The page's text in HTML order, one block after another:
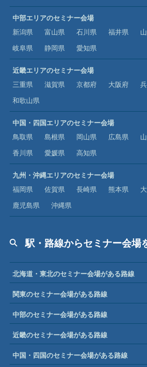
中部エリアのセミナー会場
新潟県
富山県 石川県 福井県
岐阜県
静岡県 愛知県
近畿エリアのセミナー会場
三重県
滋賀県 京都府 大阪府
和歌山県
中国・四国エリアのセミナー会場
鳥取県
島根県 岡山県 広島県
香川県
愛媛県 高知県
九州・沖縄エリアのセミナー会場
福岡県
佐賀県 長崎県 熊本県
鹿児島県
沖縄県
駅・路線からセミナー会場
北海道・東北のセミナー会場がある路線
関東のセミナー会場がある路線
中部のセミナー会場がある路線
近畿のセミナー会場がある路線
中国・四国のセミナー会場がある路線